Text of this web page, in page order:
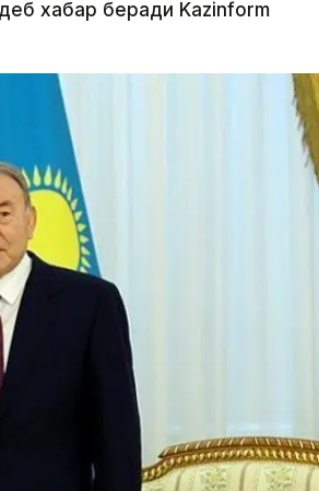
хабар беради Kazinform